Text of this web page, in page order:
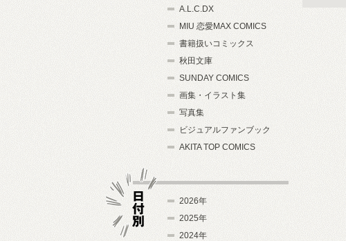
A.L.C.DX
MIU 恋愛MAX COMICS
書籍扱いコミックス
秋田文庫
SUNDAY COMICS
画集・イラスト集
写真集
ビジュアルファンブック
AKITA TOP COMICS
2026年
2025年
2024年